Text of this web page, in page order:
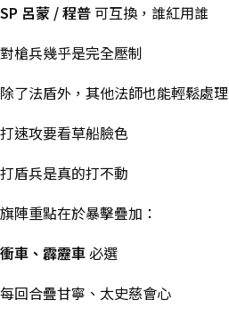
SP 呂蒙 / 程普 可互換，誰紅用誰
對槍兵幾乎是完全壓制
除了法盾外，其他法師也能輕鬆處理
打速攻要看草船臉色
打盾兵是真的打不動
旗陣重點在於暴擊疊加：
衝車、霹靂車必選
每回合疊甘寧、太史慈會心